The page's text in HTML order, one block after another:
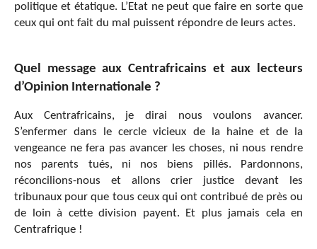
politique et étatique. L’Etat ne peut que faire en sorte que
ceux qui ont fait du mal puissent répondre de leurs actes.
Quel message aux Centrafricains et aux lecteurs
d’Opinion Internationale ?
Aux Centrafricains, je dirai nous voulons avancer.
S’enfermer dans le cercle vicieux de la haine et de la
vengeance ne fera pas avancer les choses, ni nous rendre
nos parents tués, ni nos biens pillés. Pardonnons,
réconcilions-nous et allons crier justice devant les
tribunaux pour que tous ceux qui ont contribué de près ou
de loin à cette division payent. Et plus jamais cela en
Centrafrique !